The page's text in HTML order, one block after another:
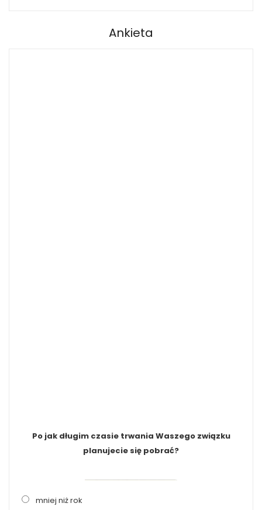
Ankieta
Po jak długim czasie trwania Waszego związku
planujecie się pobrać?
mniej niż rok